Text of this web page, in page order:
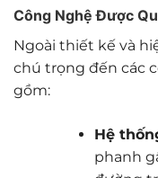
Công Nghệ Được
Ngoài thiết kế và
chú trọng đến các
gồm:
Hệ
phanh